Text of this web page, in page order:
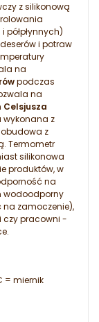
z silikonową
półpłynnych)
i potraw
na
podczas
na
Celsjusza
wykonana z
z
Termometr
silikonowa
produktów, w
na
wodoodporny
zamoczenie),
czy pracowni -
= miernik